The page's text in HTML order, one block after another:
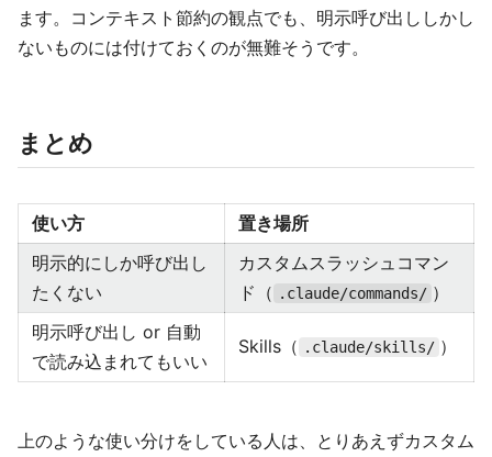
ます。コンテキスト節約の観点でも、明示呼び出ししかし
ないものには付けておくのが無難そうです。
まとめ
使い方
置き場所
明示的にしか呼び出し
たくない
カスタムスラッシュコマン
ド（ .claude/commands/ ）
明示呼び出し or 自動
で読み込まれてもいい
Skills（ .claude/skills/ ）
上のような使い分けをしている人は、とりあえずカスタム